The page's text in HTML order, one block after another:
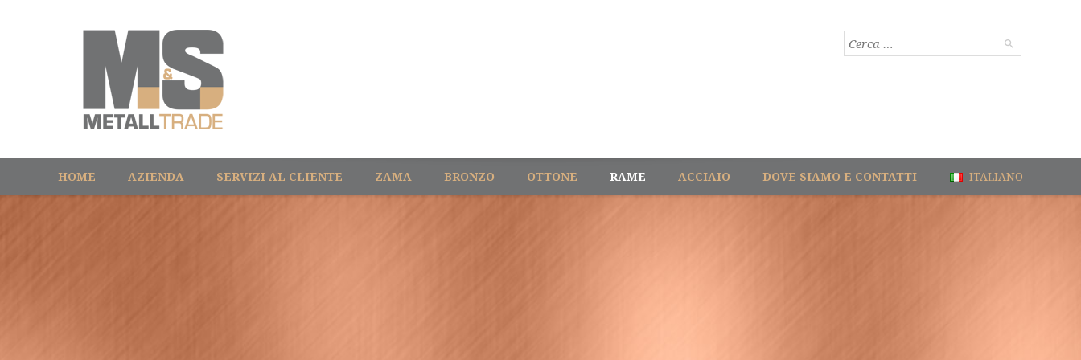
HOME AZIENDA SERVIZI AL CLIENTE ZAMA BRONZO OTTONE RAME ACCIAIO DOVE SIAMO E CONTATTI ITALIANO